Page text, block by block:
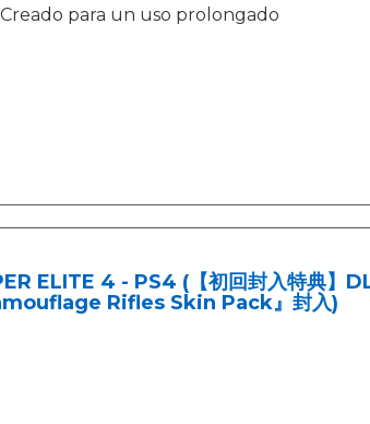
Creado para un uso prolongado
ELITE 4 - PS4 (【初回封入特典】
Rifles Skin Pack』封入)